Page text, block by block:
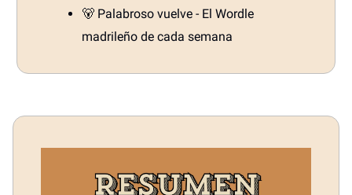
🐻 Palabroso vuelve - El Wordle
madrileño de cada semana